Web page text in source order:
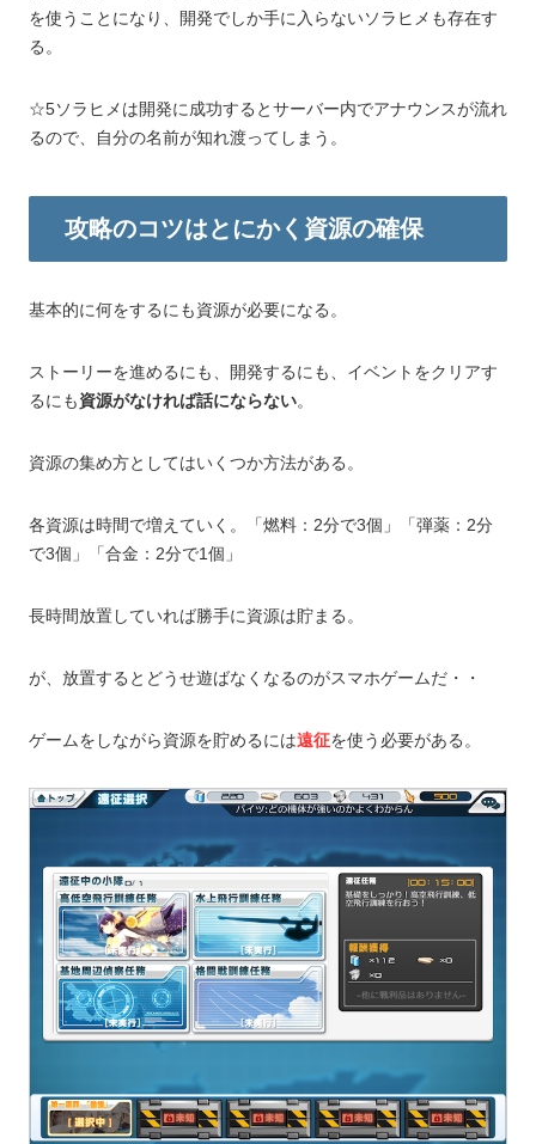
を使うことになり、開発でしか手に入らないソラヒメも存在す
る。
☆5ソラヒメは開発に成功するとサーバー内でアナウンスが流れ
るので、自分の名前が知れ渡ってしまう。
攻略のコツはとにかく資源の確保
基本的に何をするにも資源が必要になる。
ストーリーを進めるにも、開発するにも、イベントをクリアす
るにも資源がなければ話にならない。
資源の集め方としてはいくつか方法がある。
各資源は時間で増えていく。「燃料：2分で3個」「弾薬：2分
で3個」「合金：2分で1個」
長時間放置していれば勝手に資源は貯まる。
が、放置するとどうせ遊ばなくなるのがスマホゲームだ・・
ゲームをしながら資源を貯めるには遠征を使う必要がある。